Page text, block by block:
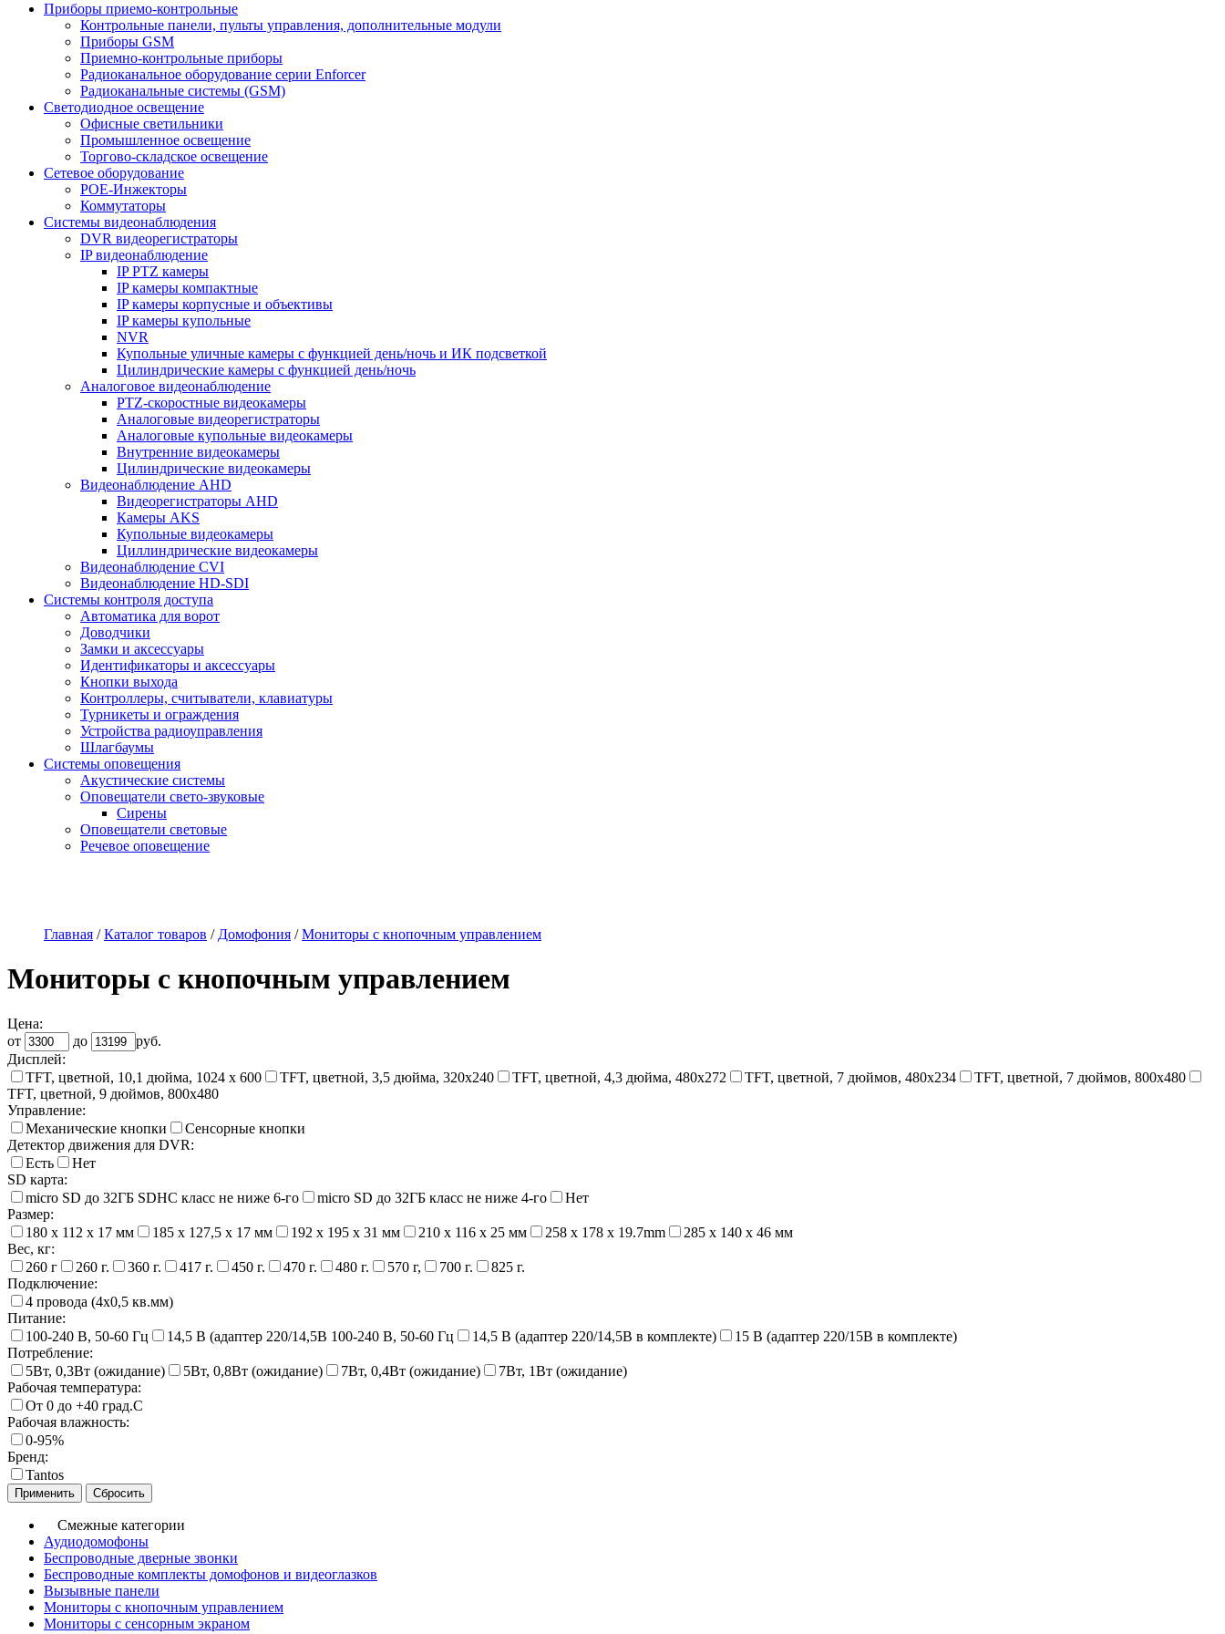
Приборы приемо-контрольные
Контрольные панели, пульты управления, дополнительные модули
Приборы GSM
Приемно-контрольные приборы
Радиоканальное оборудование серии Enforcer
Радиоканальные системы (GSM)
Светодиодное освещение
Офисные светильники
Промышленное освещение
Торгово-складское освещение
Сетевое оборудование
POE-Инжекторы
Коммутаторы
Системы видеонаблюдения
DVR видеорегистраторы
IP видеонаблюдение
IP PTZ камеры
IP камеры компактные
IP камеры корпусные и объективы
IP камеры купольные
NVR
Купольные уличные камеры с функцией день/ночь и ИК подсветкой
Цилиндрические камеры с функцией день/ночь
Аналоговое видеонаблюдение
PTZ-скоростные видеокамеры
Аналоговые видеорегистраторы
Аналоговые купольные видеокамеры
Внутренние видеокамеры
Цилиндрические видеокамеры
Видеонаблюдение AHD
Видеорегистраторы AHD
Камеры AKS
Купольные видеокамеры
Циллиндрические видеокамеры
Видеонаблюдение CVI
Видеонаблюдение HD-SDI
Системы контроля доступа
Автоматика для ворот
Доводчики
Замки и аксессуары
Идентификаторы и аксессуары
Кнопки выхода
Контроллеры, считыватели, клавиатуры
Турникеты и ограждения
Устройства радиоуправления
Шлагбаумы
Системы оповещения
Акустические системы
Оповещатели свето-звуковые
Сирены
Оповещатели световые
Речевое оповещение
Главная /Каталог товаров / Домофония /Мониторы с кнопочным управлением
Мониторы с кнопочным управлением
Цена:
от
до
руб.
Дисплей:
TFT, цветной, 10,1 дюйма, 1024 х 600
TFT, цветной, 3,5 дюйма, 320x240 TFT, цветной, 4,3 дюйма, 480x272 TFT, цветной, 7 дюймов, 480x234
TFT, цветной, 7 дюймов, 800x480
TFT, цветной, 9 дюймов, 800х480
Управление:
Механические кнопки
Сенсорные кнопки
Детектор движения для DVR:
Есть
Нет
SD карта:
micro SD до 32ГБ SDHC класс не ниже 6-го
micro SD до 32ГБ класс не ниже 4-го
Нет
Размер:
180 х 112 х 17 мм
185 х 127,5 х 17 мм 192 х 195 х 31 мм 210 х 116 х 25 мм 258 x 178 x 19.7mm
285 х 140 х 46 мм
Вес, кг:
260 г
260 г. 360 г. 417 г. 450 г. 470 г. 480 г. 570 г, 700 г.
825 г.
Подключение:
4 провода (4х0,5 кв.мм)
Питание:
100-240 В, 50-60 Гц
14,5 В (адаптер 220/14,5В 100-240 В, 50-60 Гц 14,5 В (адаптер 220/14,5В в комплекте)
15 В (адаптер 220/15В в комплекте)
Потребление:
5Вт, 0,3Вт (ожидание)
5Вт, 0,8Вт (ожидание) 7Вт, 0,4Вт (ожидание)
7Вт, 1Вт (ожидание)
Рабочая температура:
От 0 до +40 град.С
Рабочая влажность:
0-95%
Бренд:
Tantos
Смежные категории
Аудиодомофоны
Беспроводные дверные звонки
Беспроводные комплекты домофонов и видеоглазков
Вызывные панели
Мониторы с кнопочным управлением
Мониторы с сенсорным экраном